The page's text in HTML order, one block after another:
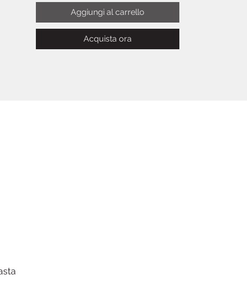
volumi sul palco. Destinato ad
applicazioni come home
recording, studi semi-pro ed
applicazioni audio dal vivo. Il
Aggiungi al carrello
Acquista ora